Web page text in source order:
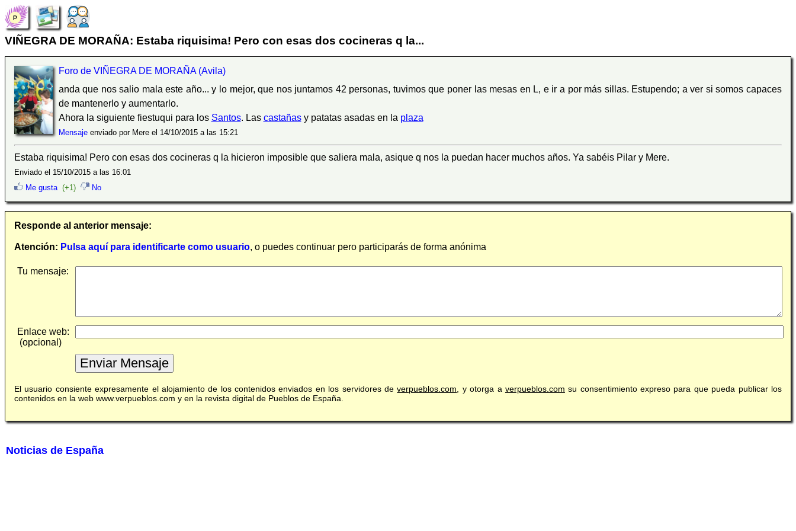
VIÑEGRA DE MORAÑA: Estaba riquisima! Pero con esas dos cocineras q la...
Foro de VIÑEGRA DE MORAÑA (Avila)
anda que nos salio mala este año... y lo mejor, que nos juntamos 42 personas, tuvimos que poner las mesas en L, e ir a por más sillas. Estupendo; a ver si somos capaces
de mantenerlo y aumentarlo.
Ahora la siguiente fiestuqui para los Santos. Las castañasy patatas asadas en la plaza
Mensajeenviado por Mere el 14/10/2015 a las 15:21
Estaba riquisima! Pero con esas dos cocineras q la hicieron imposible que saliera mala, asique q nos la puedan hacer muchos años. Ya sabéis Pilar y Mere.
Enviado el 15/10/2015 a las 16:01
Me gusta (+1) No
Responde al anterior mensaje:
Atención: Pulsa aquí para identificarte como usuario, o puedes continuar pero participarás de forma anónima
Tu mensaje:
Enlace web:
(opcional)
El usuario consiente expresamente el alojamiento de los contenidos enviados en los servidores deverpueblos.com, y otorga a verpueblos.com su consentimiento expreso para que pueda publicar los
contenidos en la web www.verpueblos.com y en la revista digital de Pueblos de España.
Noticias de España